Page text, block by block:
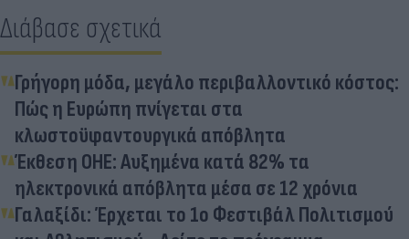
Διάβασε σχετικά
Γρήγορη μόδα, μεγάλο περιβαλλοντικό κόστος:
Πώς η Ευρώπη πνίγεται στα
κλωστοϋφαντουργικά απόβλητα
Έκθεση ΟΗΕ: Αυξημένα κατά 82% τα
ηλεκτρονικά απόβλητα μέσα σε 12 χρόνια
Γαλαξίδι: Έρχεται το 1ο Φεστιβάλ Πολιτισμού